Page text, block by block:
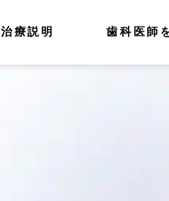
治療説明 歯科医師